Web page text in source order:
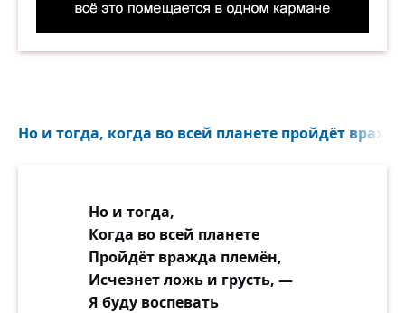
Но и тогда, когда во всей планете пройдёт
Но и тогда,
Когда во всей планете
Пройдёт вражда племён,
Исчезнет ложь и грусть, —
Я буду воспевать